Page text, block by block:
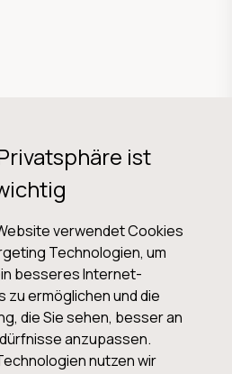
ist
verwendet Cookies
Technologien, um
besseres Internet-
zu ermöglichen und die
die Sie sehen, besser an
anzupassen.
nutzen wir
und erhalten Sie
Neuigkeiten und tolle